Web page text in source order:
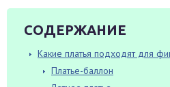
СОДЕРЖАНИЕ
Какие платья подходят для
Платье-баллон